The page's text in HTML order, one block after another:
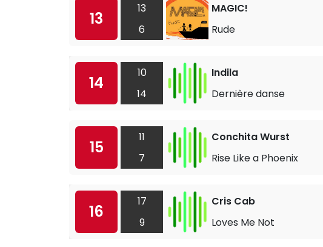
13
13
6
MAGIC!
Rude
14
10
14
Indila
Dernière danse
15
11
7
Conchita Wurst
Rise Like a Phoenix
16
17
9
Cris Cab
Loves Me Not